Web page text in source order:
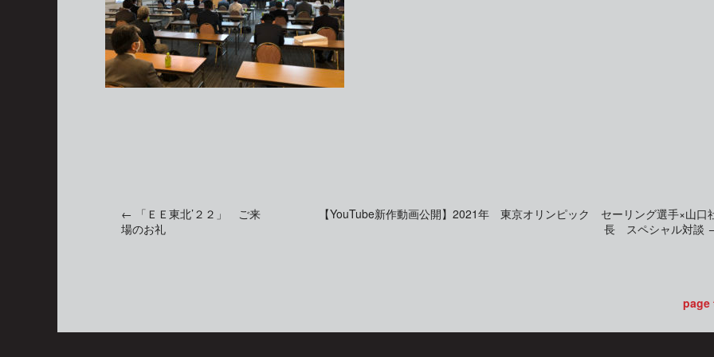
投
ナ
← 「ＥＥ東北’２２」 ご来
場のお礼
【YouTube新作動画公開】2021年 東京オリンピック セーリング選手×山口
長 スペシャル対談